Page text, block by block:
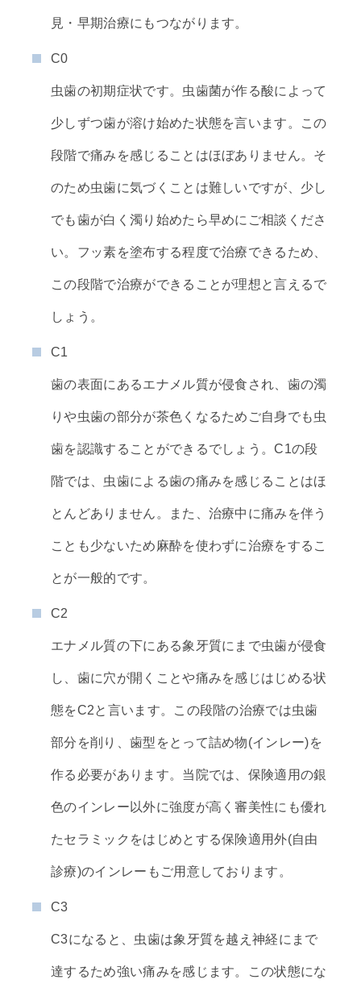
見・早期治療にもつながります。
C0
虫歯の初期症状です。虫歯菌が作る酸によって
少しずつ歯が溶け始めた状態を言います。この
段階で痛みを感じることはほぼありません。そ
のため虫歯に気づくことは難しいですが、少し
でも歯が白く濁り始めたら早めにご相談くださ
い。フッ素を塗布する程度で治療できるため、
この段階で治療ができることが理想と言えるで
しょう。
C1
歯の表面にあるエナメル質が侵食され、歯の濁
りや虫歯の部分が茶色くなるためご自身でも虫
歯を認識することができるでしょう。C1の段
階では、虫歯による歯の痛みを感じることはほ
とんどありません。また、治療中に痛みを伴う
ことも少ないため麻酔を使わずに治療をするこ
とが一般的です。
C2
エナメル質の下にある象牙質にまで虫歯が侵食
し、歯に穴が開くことや痛みを感じはじめる状
態をC2と言います。この段階の治療では虫歯
部分を削り、歯型をとって詰め物(インレー)を
作る必要があります。当院では、保険適用の銀
色のインレー以外に強度が高く審美性にも優れ
たセラミックをはじめとする保険適用外(自由
診療)のインレーもご用意しております。
C3
C3になると、虫歯は象牙質を越え神経にまで
達するため強い痛みを感じます。この状態にな